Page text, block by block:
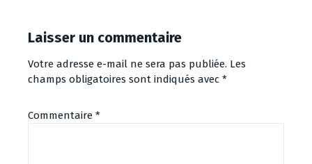
Laisser un commentaire
Votre adresse e-mail ne sera pas publiée. Les
champs obligatoires sont indiqués avec *
Commentaire *